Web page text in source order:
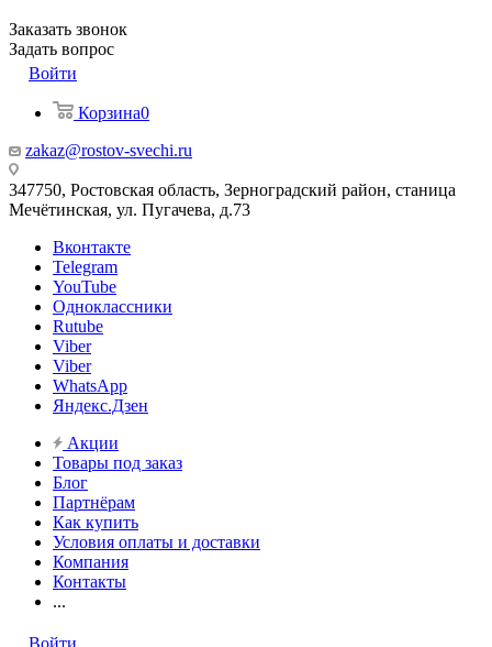
Заказать звонок
Задать вопрос
Войти
Корзина0
zakaz@rostov-svechi.ru
347750, Ростовская область, Зерноградский район, станица
Мечётинская, ул. Пугачева, д.73
Вконтакте
Telegram
YouTube
Одноклассники
Rutube
Viber
Viber
WhatsApp
Яндекс.Дзен
Акции
Товары под заказ
Блог
Партнёрам
Как купить
Условия оплаты и доставки
Компания
Контакты
...
Войти